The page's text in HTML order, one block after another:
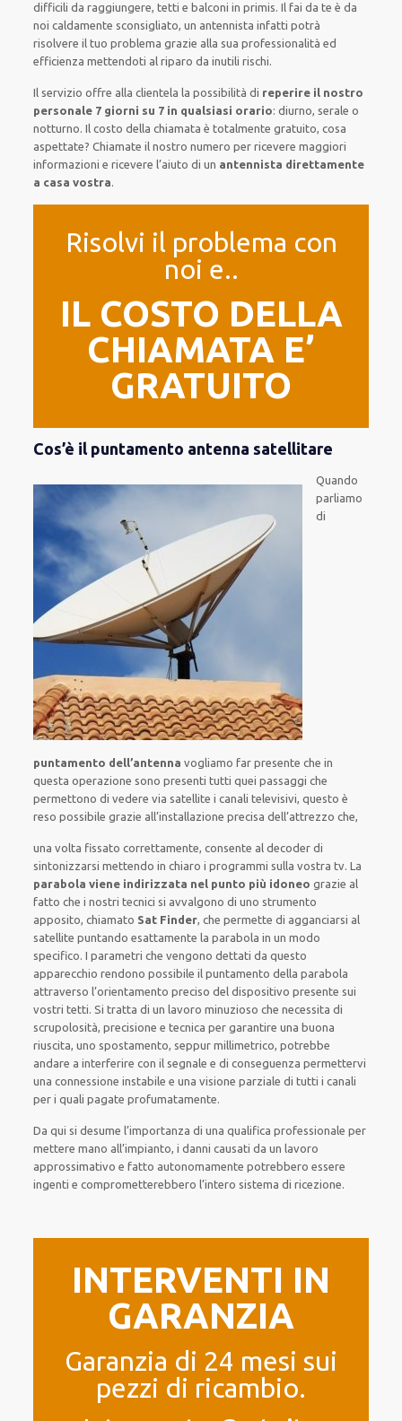
difficili da raggiungere, tetti e balconi in primis. Il fai da te è da
noi caldamente sconsigliato, un antennista infatti potrà
risolvere il tuo problema grazie alla sua professionalità ed
efficienza mettendoti al riparo da inutili rischi.
Il servizio offre alla clientela la possibilità di reperire il nostro
personale 7 giorni su 7 in qualsiasi orario: diurno, serale o
notturno. Il costo della chiamata è totalmente gratuito, cosa
aspettate? Chiamate il nostro numero per ricevere maggiori
informazioni e ricevere l’aiuto di un antennista direttamente
a casa vostra.
Risolvi il problema con
noi e..
IL COSTO DELLA
CHIAMATA E’
GRATUITO
Cos’è il puntamento antenna satellitare
Quando
parliamo
di
puntamento dell’antenna vogliamo far presente che in
questa operazione sono presenti tutti quei passaggi che
permettono di vedere via satellite i canali televisivi, questo è
reso possibile grazie all’installazione precisa dell’attrezzo che,
una volta fissato correttamente, consente al decoder di
sintonizzarsi mettendo in chiaro i programmi sulla vostra tv. La
parabola viene indirizzata nel punto più idoneo grazie al
fatto che i nostri tecnici si avvalgono di uno strumento
apposito, chiamato Sat Finder, che permette di agganciarsi al
satellite puntando esattamente la parabola in un modo
specifico. I parametri che vengono dettati da questo
apparecchio rendono possibile il puntamento della parabola
attraverso l’orientamento preciso del dispositivo presente sui
vostri tetti. Si tratta di un lavoro minuzioso che necessita di
scrupolosità, precisione e tecnica per garantire una buona
riuscita, uno spostamento, seppur millimetrico, potrebbe
andare a interferire con il segnale e di conseguenza permettervi
una connessione instabile e una visione parziale di tutti i canali
per i quali pagate profumatamente.
Da qui si desume l’importanza di una qualifica professionale per
mettere mano all’impianto, i danni causati da un lavoro
approssimativo e fatto autonomamente potrebbero essere
ingenti e comprometterebbero l’intero sistema di ricezione.
INTERVENTI IN
GARANZIA
Garanzia di 24 mesi sui
pezzi di ricambio.